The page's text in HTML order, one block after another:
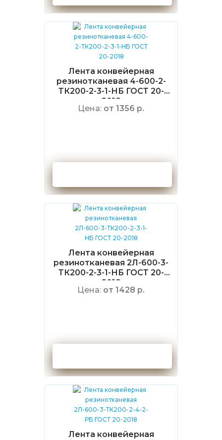
Лента конвейерная
резинотканевая 4-600-2-
ТК200-2-3-1-НБ ГОСТ 20-
2018
Цена: от 1356 р.
Лента конвейерная
резинотканевая 2Л-600-3-
ТК200-2-3-1-НБ ГОСТ 20-
2018
Цена: от 1428 р.
Лента конвейерная